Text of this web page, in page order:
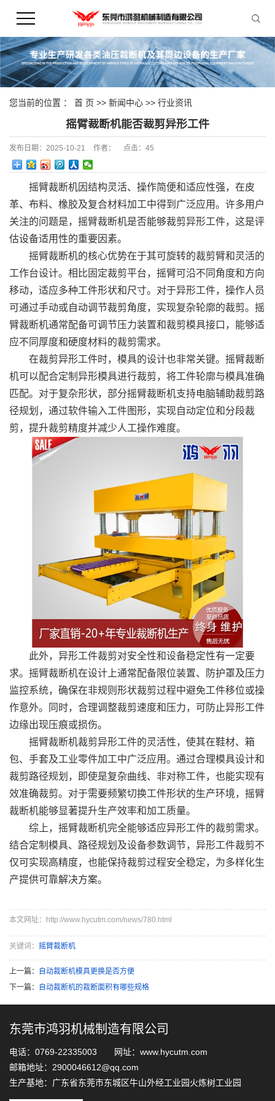
您当前的位置 ： 首 页 >> 新闻中心 >> 行业资讯
摇臂裁断机能否裁剪异形工件
发布日期： 2025-10-21 作者： 点击： 45
摇臂裁断机因结构灵活、操作简便和适应性强，在皮
革、布料、橡胶及复合材料加工中得到广泛应用。许多用户
关注的问题是，摇臂裁断机是否能够裁剪异形工件，这是评
估设备适用性的重要因素。
摇臂裁断机的核心优势在于其可旋转的裁剪臂和灵活的
工作台设计。相比固定裁剪平台，摇臂可沿不同角度和方向
移动，适应多种工件形状和尺寸。对于异形工件，操作人员
可通过手动或自动调节裁剪角度，实现复杂轮廓的裁剪。摇
臂裁断机通常配备可调节压力装置和裁剪模具接口，能够适
应不同厚度和硬度材料的裁剪需求。
在裁剪异形工件时，模具的设计也非常关键。摇臂裁断
机可以配合定制异形模具进行裁剪，将工件轮廓与模具准确
匹配。对于复杂形状，部分摇臂裁断机支持电脑辅助裁剪路
径规划，通过软件输入工件图形，实现自动定位和分段裁
剪，提升裁剪精度并减少人工操作难度。
此外，异形工件裁剪对安全性和设备稳定性有一定要
求。摇臂裁断机在设计上通常配备限位装置、防护罩及压力
监控系统，确保在非规则形状裁剪过程中避免工件移位或操
作意外。同时，合理调整裁剪速度和压力，可防止异形工件
边缘出现压痕或损伤。
摇臂裁断机裁剪异形工件的灵活性，使其在鞋材、箱
包、手套及工业零件加工中广泛应用。通过合理模具设计和
裁剪路径规划，即使是复杂曲线、非对称工件，也能实现有
效准确裁剪。对于需要频繁切换工件形状的生产环境，摇臂
裁断机能够显著提升生产效率和加工质量。
综上，摇臂裁断机完全能够适应异形工件的裁剪需求。
结合定制模具、路径规划及设备参数调节，异形工件裁剪不
仅可实现高精度，也能保持裁剪过程安全稳定，为多样化生
产提供可靠解决方案。
本文网址：http://www.hycutm.com/news/780.html
关键词： 摇臂裁断机
上一篇：
自动裁断机模具更换是否方便
下一篇：
自动裁断机的裁断面积有哪些规格
东莞市鸿羽机械制造有限公司
电话：0769-22335003 网址：www.hycutm.com
邮箱地址：2900046612@qq.com
生产基地：广东省东莞市东城区牛山外经工业园火炼树工业园